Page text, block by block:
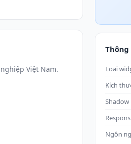
Việt Nam.
Thông
Loại
Kích
Shadow
Ngôn